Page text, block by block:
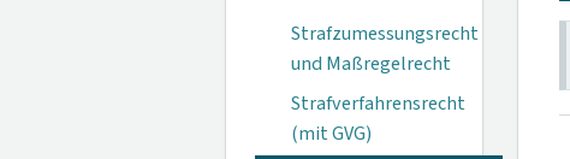
Strafzumessungsrecht
und Maßregelrecht
Strafverfahrensrecht
(mit GVG)